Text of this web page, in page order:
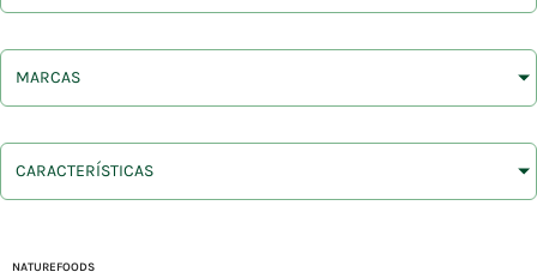
MARCAS
CARACTERÍSTICAS
NATUREFOODS